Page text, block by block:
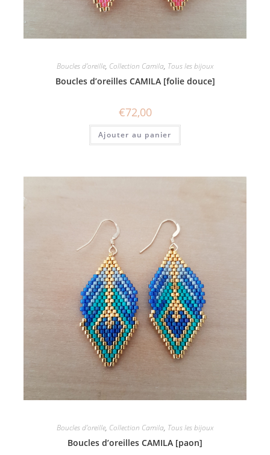
Boucles d'oreille, Collection Camila, Tous les bijoux
Boucles d’oreilles CAMILA [folie douce]
€72,00
Ajouter au panier
Boucles d'oreille, Collection Camila, Tous les bijoux
Boucles d’oreilles CAMILA [paon]